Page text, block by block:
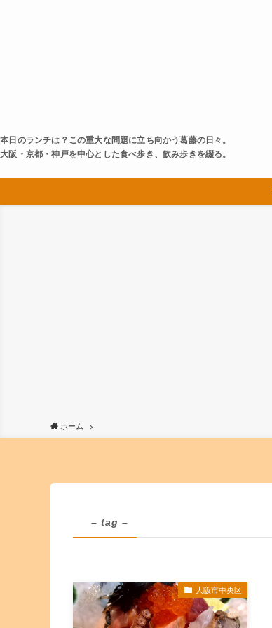
本日のランチは？この重大な問題に立ち向かう葛藤の日々。
大阪・京都・神戸を中心とした食べ歩き、飲み歩きを綴る。
ホーム
– tag –
大阪市中央区